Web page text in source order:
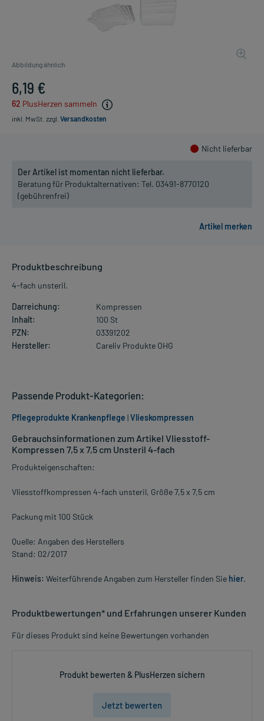
Abbildung ähnlich
6,19 €
62 PlusHerzen sammeln
inkl. MwSt. zzgl. Versandkosten
Nicht lieferbar
Der Artikel ist momentan nicht lieferbar.
Beratung für Produktalternativen: Tel. 03491-8770120
(gebührenfrei)
Produktbeschreibung
4-fach unsteril.
Darreichung:
Kompressen
Inhalt:
100 St
PZN:
03391202
Hersteller:
Careliv Produkte OHG
Gebrauchsinformationen zum Artikel Vliesstoff-
Kompressen 7,5 x 7,5 cm Unsteril 4-fach
Produkteigenschaften:
Vliesstoffkompressen 4-fach unsteril, Größe 7,5 x 7,5 cm
Packung mit 100 Stück
Quelle: Angaben des Herstellers
Stand: 02/2017
Hinweis: Weiterführende Angaben zum Hersteller finden Sie hier.
Produktbewertungen* und Erfahrungen unserer Kunden
Für dieses Produkt sind keine Bewertungen vorhanden
Produkt bewerten & PlusHerzen sichern
Jetzt bewerten
Passende Produkt-Kategorien:
Pflegeprodukte Krankenpflege |Vlieskompressen